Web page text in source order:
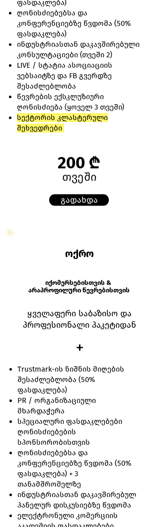
ფასდაკლება)
ღონისძიებებსა და
კონფერენციებზე წვდომა (50%
ფასდაკლება)
ინდუსტრიასთან დაკავშირებული
კონსულტაციები (თვეში 2)
LIVE / სტატია ასოციაციის
ვებსაიტზე და FB გვერდზე
შესაძლებლობა
წევრების ექსკლუზიური
ღონისძიება (ყოველ 3 თვეში)
სექტორის კლასტერული
შეხვედრები
200 ₾
თვეში
გადახდა
ოქრო
იქომერსებისთვის &
არაპროფილური წევრებისთვის
ყველაფერი საბაზისო და
პროფესიონალი პაკეტიდან
+
​Trustmark-ის ნიშნის მიღების
შესაძლებლობა (50%
ფასდაკლება)
PR / ორგანიზაციული
მხარდაჭერა
სპეციალური ფასდაკლებები
ღონისძიებების
სპონსორობისთვის
ღონისძიებებსა და
კონფერენციებზე წვდომა (50%
ფასდაკლება) + 3
თანამშრომელზე
ინდუსტრიასთან დაკავშირებულ
პანელურ დისკუსიებზე წვდომა
ელექტრონული კომერციის